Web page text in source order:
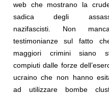
web che mostrano la
sadica degli
nazifascisti. Non
testimonianze sul fatto
maggiori crimini siano
compiuti dalle forze
ucraino che non hanno
ad utilizzare bombe